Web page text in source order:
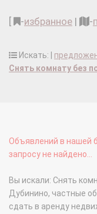
-избранное | -
Искать: |
Снять комнату без
Объявлений в нашей
запросу не найдено...
Вы искали: Снять
Дубинино, частные
сдать в аренду